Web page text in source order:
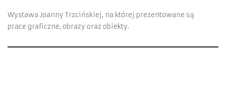
Wystawa Joanny Trzcińskiej, na której prezentowane są
prace graficzne, obrazy oraz obiekty.